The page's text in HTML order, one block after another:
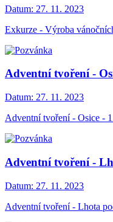
Datum: 27. 11. 2023
Exkurze - Výroba
Adventní tvoření -
Datum: 27. 11. 2023
Adventní tvoření - Osice -
Adventní tvoření -
Datum: 27. 11. 2023
Adventní tvoření - Lhota